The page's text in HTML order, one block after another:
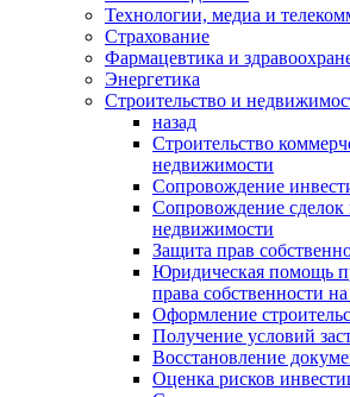
Технологии, медиа и
Страхование
Фармацевтика и
Энергетика
Строительство и
назад
Строительство
недвижимости
Сопровождение
Сопровождение
недвижимости
Защита прав
Юридическая помощь
права собственности
Оформление
Получение условий
Восстановление
Оценка рисков